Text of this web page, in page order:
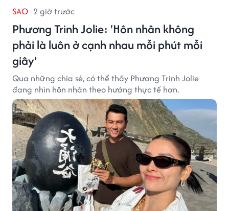
SAO 2 giờ trước
Phương Trinh Jolie: 'Hôn nhân không
phải là luôn ở cạnh nhau mỗi phút mỗi
giây'
Qua những chia sẻ, có thể thấy Phương Trinh Jolie
đang nhìn hôn nhân theo hướng thực tế hơn.